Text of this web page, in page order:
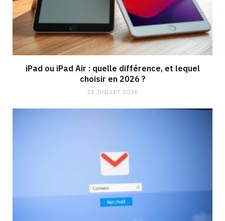
iPad ou iPad Air : quelle différence, et lequel
choisir en 2026 ?
21 JUILLET 2026